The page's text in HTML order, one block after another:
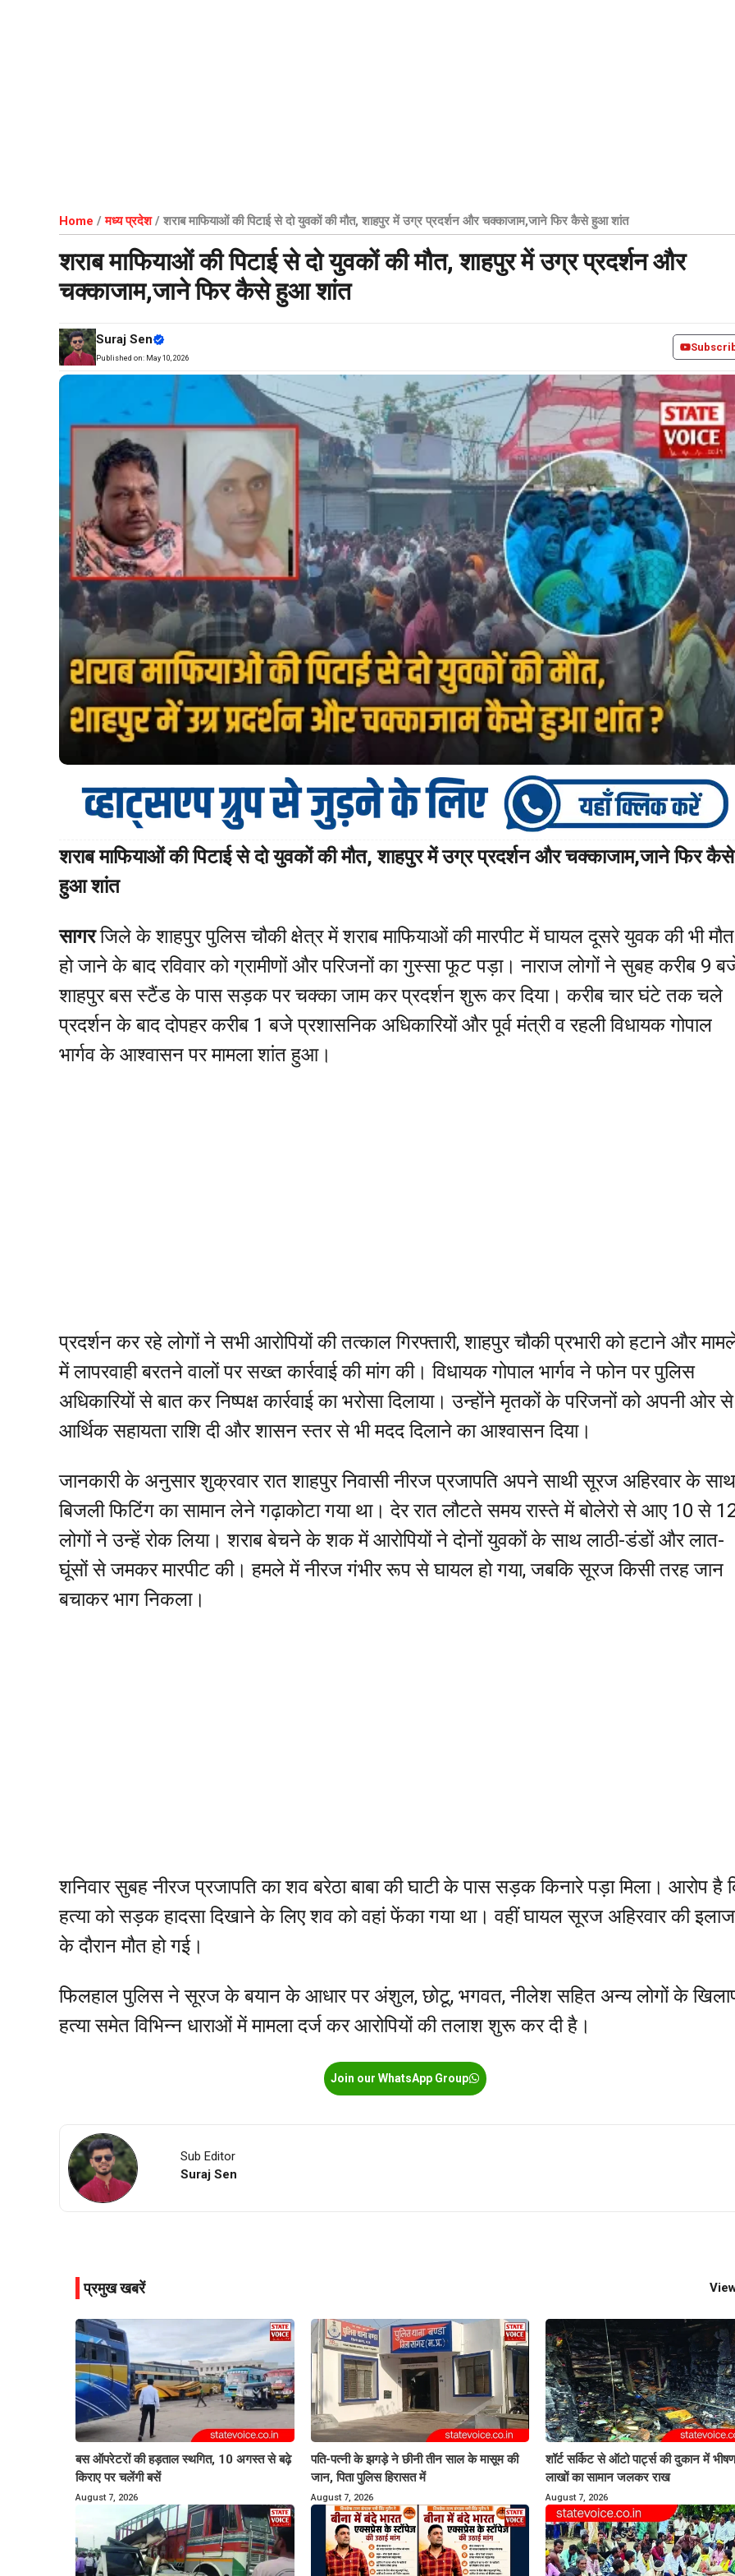
Home /मध्य प्रदेश/ शराब माफियाओं की पिटाई से दो युवकों की मौत, शाहपुर में उग्र प्रदर्शन और चक्काजाम,जाने फिर कैसे हुआ शांत
शराब माफियाओं की पिटाई से दो युवकों की मौत, शाहपुर में उग्र प्रदर्शन और
चक्काजाम,जाने फिर कैसे हुआ शांत
Suraj Sen
Published on: May 10, 2026
शराब माफियाओं की पिटाई से दो युवकों की मौत, शाहपुर में उग्र प्रदर्शन और चक्काजाम,जाने फिर कैसे
हुआ शांत
सागरजिले के शाहपुर पुलिस चौकी क्षेत्र में शराब माफियाओं की मारपीट में घायल दूसरे युवक की भी मौत
हो जाने के बाद रविवार को ग्रामीणों और परिजनों का गुस्सा फूट पड़ा। नाराज लोगों ने सुबह करीब 9
शाहपुर बस स्टैंड के पास सड़क पर चक्का जाम कर प्रदर्शन शुरू कर दिया। करीब चार घंटे तक चले
प्रदर्शन के बाद दोपहर करीब 1 बजे प्रशासनिक अधिकारियों और पूर्व मंत्री व रहली विधायक गोपाल
भार्गव के आश्वासन पर मामला शांत हुआ।
प्रदर्शन कर रहे लोगों ने सभी आरोपियों की तत्काल गिरफ्तारी, शाहपुर चौकी प्रभारी को हटाने और
में लापरवाही बरतने वालों पर सख्त कार्रवाई की मांग की। विधायक गोपाल भार्गव ने फोन पर पुलिस
अधिकारियों से बात कर निष्पक्ष कार्रवाई का भरोसा दिलाया। उन्होंने मृतकों के परिजनों को अपनी ओर से
आर्थिक सहायता राशि दी और शासन स्तर से भी मदद दिलाने का आश्वासन दिया।
जानकारी के अनुसार शुक्रवार रात शाहपुर निवासी नीरज प्रजापति अपने साथी सूरज अहिरवार के साथ
बिजली फिटिंग का सामान लेने गढ़ाकोटा गया था। देर रात लौटते समय रास्ते में बोलेरो से आए 10 से
लोगों ने उन्हें रोक लिया। शराब बेचने के शक में आरोपियों ने दोनों युवकों के साथ लाठी-डंडों और लात-
घूंसों से जमकर मारपीट की। हमले में नीरज गंभीर रूप से घायल हो गया, जबकि सूरज किसी तरह जान
बचाकर भाग निकला।
शनिवार सुबह नीरज प्रजापति का शव बरेठा बाबा की घाटी के पास सड़क किनारे पड़ा मिला। आरोप है
हत्या को सड़क हादसा दिखाने के लिए शव को वहां फेंका गया था। वहीं घायल सूरज अहिरवार की इलाज
के दौरान मौत हो गई।
फिलहाल पुलिस ने सूरज के बयान के आधार पर अंशुल, छोटू, भगवत, नीलेश सहित अन्य लोगों के
हत्या समेत विभिन्न धाराओं में मामला दर्ज कर आरोपियों की तलाश शुरू कर दी है।
Join our WhatsApp Group
Sub Editor
Suraj Sen
प्रमुख खबरें
बस ऑपरेटरों की हड़ताल स्थगित, 10 अगस्त से बढ़े
किराए पर चलेंगी बसें
August 7, 2026
पति-पत्नी के झगड़े ने छीनी तीन साल के मासूम की
जान, पिता पुलिस हिरासत में
August 7, 2026
शॉर्ट सर्किट से ऑटो पार्ट्स की दुकान में
लाखों का सामान जलकर राख
August 7, 2026